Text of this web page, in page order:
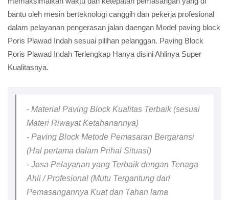
bantu oleh mesin berteknologi canggih dan pekerja profesional
dalam pelayanan pengerasan jalan daengan Model paving block
Poris Plawad Indah sesuai pilihan pelanggan. Paving Block
Poris Plawad Indah Terlengkap Hanya disini Ahlinya Super
Kualitasnya.
- Material Paving Block Kualitas Terbaik (sesuai
Materi Riwayat Ketahanannya)
- Paving Block Metode Pemasaran Bergaransi
(Hal pertama dalam Prihal Situasi)
- Jasa Pelayanan yang Terbaik dengan Tenaga
Ahli / Profesional (Mutu Tergantung dari
Pemasangannya Kuat dan Tahan lama